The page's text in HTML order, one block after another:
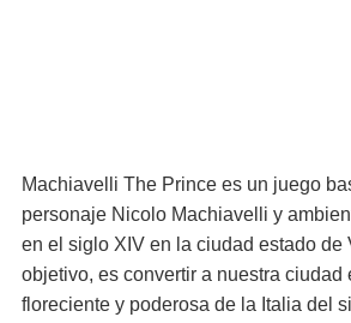
Machiavelli The Prince es un juego
personaje Nicolo Machiavelli y
en el siglo XIV en la ciudad estado de
objetivo, es convertir a nuestra ciudad
floreciente y poderosa de la Italia del